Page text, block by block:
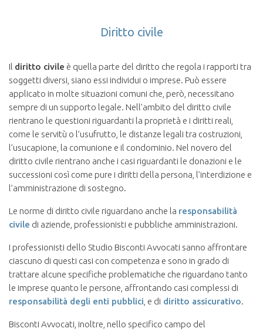
Diritto civile
Il diritto civile è quella parte del diritto che regola i rapporti tra
soggetti diversi, siano essi individui o imprese. Può essere
applicato in molte situazioni comuni che, però, necessitano
sempre di un supporto legale. Nell’ambito del diritto civile
rientrano le questioni riguardanti la proprietà e i diritti reali,
come le servitù o l’usufrutto, le distanze legali tra costruzioni,
l’usucapione, la comunione e il condominio. Nel novero del
diritto civile rientrano anche i casi riguardanti le donazioni e le
successioni così come pure i diritti della persona, l’interdizione e
l’amministrazione di sostegno.
Le norme di diritto civile riguardano anche la responsabilità
civile di aziende, professionisti e pubbliche amministrazioni.
I professionisti dello Studio Bisconti Avvocati sanno affrontare
ciascuno di questi casi con competenza e sono in grado di
trattare alcune specifiche problematiche che riguardano tanto
le imprese quanto le persone, affrontando casi complessi di
responsabilità degli enti pubblici , e di diritto assicurativo.
Bisconti Avvocati, inoltre, nello specifico campo del